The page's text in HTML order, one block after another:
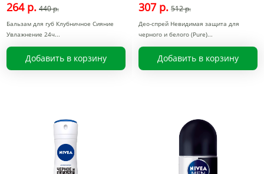
264 р. 440 р.
Бальзам для губ Клубничное Сияние
Увлажнение 24ч
Добавить в корзину
307 р. 512 р.
Део-спрей Невидимая защита для
черного и белого (Pure)
Добавить в корзину